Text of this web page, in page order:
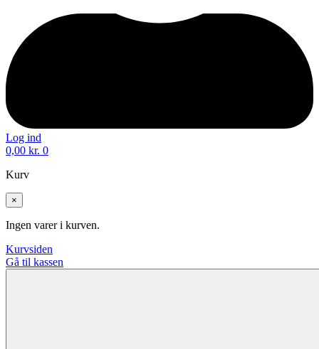
Log ind
0,00 kr. 0
Kurv
×
Ingen varer i kurven.
Kurvsiden
Gå til kassen